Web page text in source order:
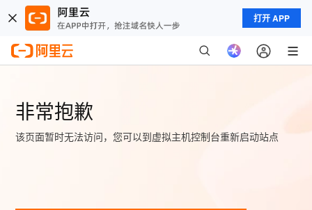
打开 APP
非常抱歉
该页面暂时无法访问，您可以到虚拟主机控制台重新启动站点